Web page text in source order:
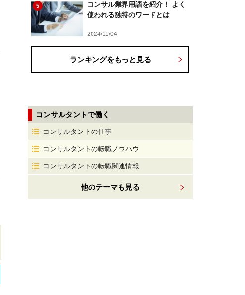
5
コンサル業界用語を紹介！ よく
使われる独特のワードとは
2024/11/04
ランキングをもっと見る
コンサルタントで働く
コンサルタントの仕事
コンサルタントの転職ノウハウ
コンサルタントの転職関連情報
他のテーマも見る